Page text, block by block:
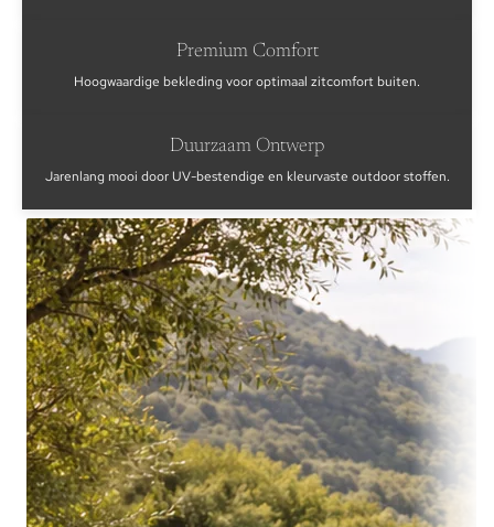
Premium Comfort
Hoogwaardige bekleding voor optimaal zitcomfort buiten.
Duurzaam Ontwerp
Jarenlang mooi door UV-bestendige en kleurvaste outdoor stoffen.